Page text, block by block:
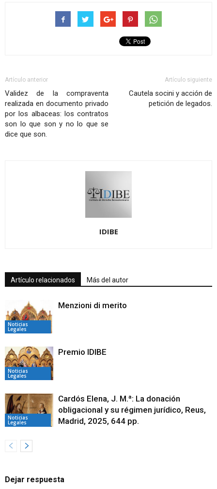
Artículo anterior
Validez de la compraventa
realizada en documento privado
por los albaceas: los contratos
son lo que son y no lo que se
dice que son.
Artículo siguiente
Cautela socini y acción de
petición de legados.
IDIBE
Artículo relacionados Más del autor
Noticias
Legales
Menzioni di merito
Noticias
Legales
Premio IDIBE
Noticias
Legales
Cardós Elena, J. M.ª: La donación
obligacional y su régimen jurídico, Reus,
Madrid, 2025, 644 pp.
Dejar respuesta